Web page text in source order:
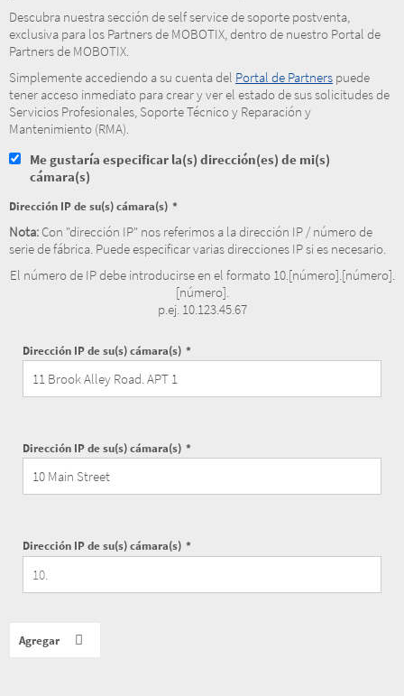
Descubra nuestra sección de self service de soporte postventa,
exclusiva para los Partners de MOBOTIX, dentro de nuestro Portal de
Partners de MOBOTIX.
Simplemente accediendo a su cuenta del Portal de Partners puede
tener acceso inmediato para crear y ver el estado de sus solicitudes de
Servicios Profesionales, Soporte Técnico y Reparación y
Mantenimiento (RMA).
Me gustaría especificar la(s) dirección(es) de mi(s)
cámara(s)
Dirección IP de su(s) cámara(s)
Nota: Con "dirección IP" nos referimos a la dirección IP / número de
serie de fábrica. Puede especificar varias direcciones IP si es necesario.
El número de IP debe introducirse en el formato 10.[número].[número].
[número].
p.ej. 10.123.45.67
Dirección IP de su(s) cámara(s)
Dirección IP de su(s) cámara(s)
Dirección IP de su(s) cámara(s)